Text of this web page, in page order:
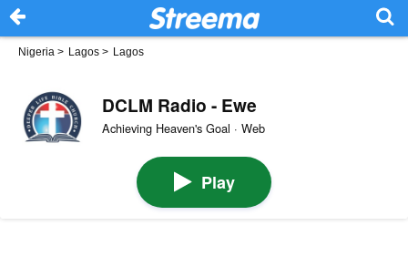
Nigeria > Lagos > Lagos
DCLM Radio - Ewe
Achieving Heaven's Goal · Web
Play